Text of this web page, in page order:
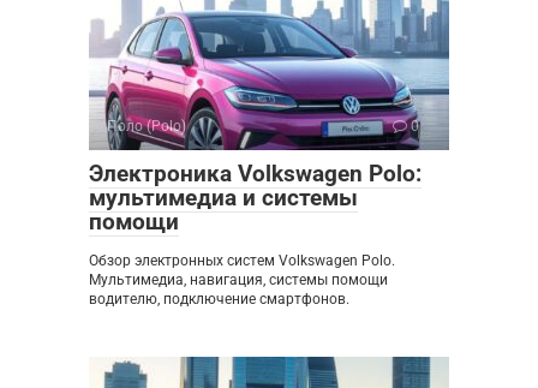
Поло (Polo) 0
Электроника Volkswagen Polo:
мультимедиа и системы
помощи
Обзор электронных систем Volkswagen Polo.
Мультимедиа, навигация, системы помощи
водителю, подключение смартфонов.